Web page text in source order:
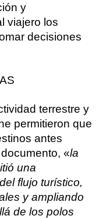
y
viajero los
decisiones
terrestre y
permitieron que
antes
«la
una
flujo turístico,
y ampliando
de los polos